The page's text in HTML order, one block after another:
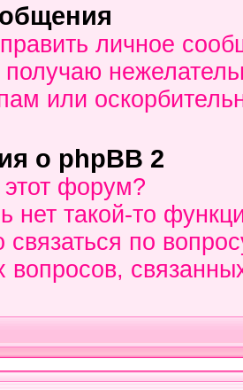
личное
или
о phpBB 2
форум?
нет такой-то
по
вопросов,